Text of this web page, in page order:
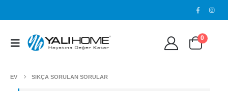
0
EV SIKÇA SORULAN SORULAR